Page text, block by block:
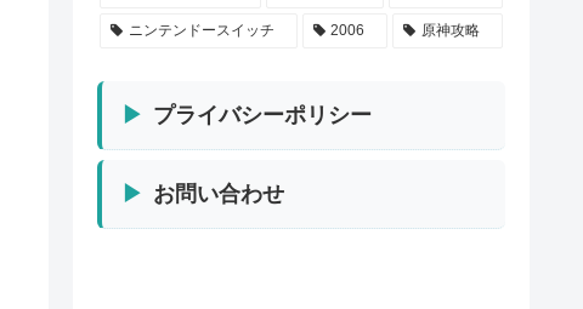
ニンテンドースイッチ 2006 原神攻略
プライバシーポリシー
お問い合わせ